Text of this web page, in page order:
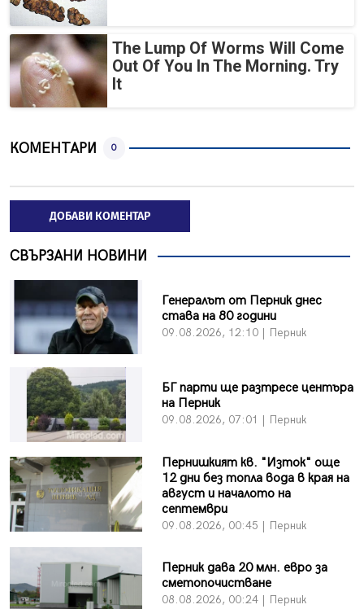
The Lump Of Worms Will Come
Out Of You In The Morning. Try
It
КОМЕНТАРИ 0
ДОБАВИ КОМЕНТАР
СВЪРЗАНИ НОВИНИ
Генералът от Перник днес
става на 80 години
09.08.2026, 12:10 | Перник
БГ парти ще разтресе центъра
на Перник
09.08.2026, 07:01 | Перник
Пернишкият кв. "Изток" още
12 дни без топла вода в края на
август и началото на
септември
09.08.2026, 00:45 | Перник
Перник дава 20 млн. евро за
сметопочистване
08.08.2026, 00:24 | Перник